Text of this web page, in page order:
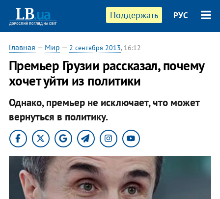
Поддержать РУС
Главная — Мир — 2 сентября 2013, 16:12
Премьер Грузии рассказал, почему
хочет уйти из политики
Однако, премьер не исключает, что может
вернуться в политику.